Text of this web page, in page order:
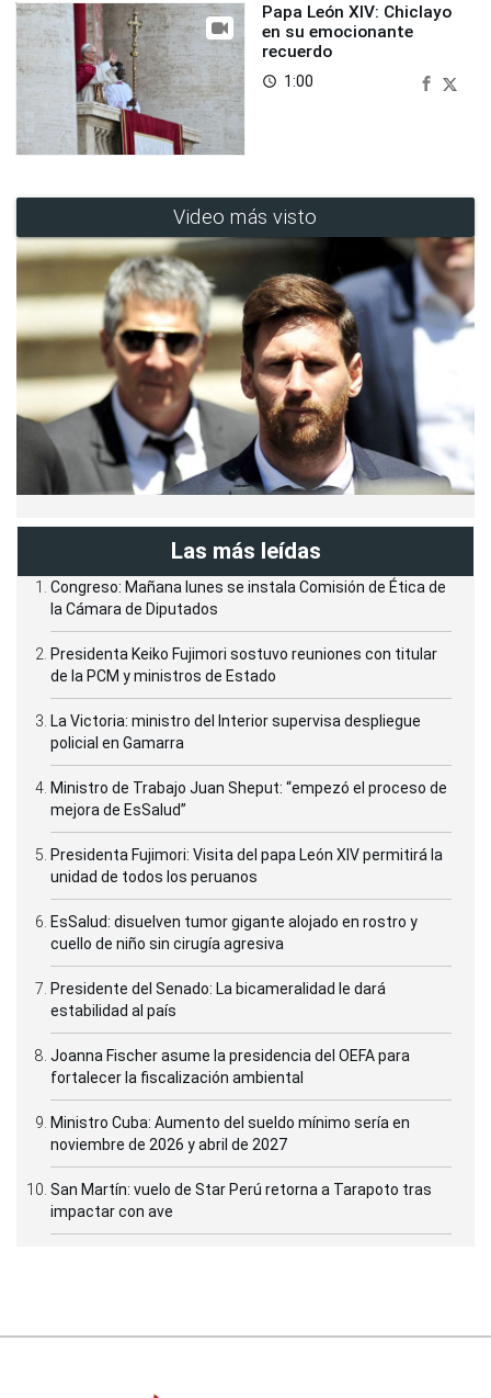
Papa León XIV: Chiclayo
en su emocionante
recuerdo
access_time 1:00
Video más visto
Las más leídas
Congreso: Mañana lunes se instala Comisión de Ética de
la Cámara de Diputados
Presidenta Keiko Fujimori sostuvo reuniones con titular
de la PCM y ministros de Estado
La Victoria: ministro del Interior supervisa despliegue
policial en Gamarra
Ministro de Trabajo Juan Sheput: “empezó el proceso de
mejora de EsSalud”
Presidenta Fujimori: Visita del papa León XIV permitirá la
unidad de todos los peruanos
EsSalud: disuelven tumor gigante alojado en rostro y
cuello de niño sin cirugía agresiva
Presidente del Senado: La bicameralidad le dará
estabilidad al país
Joanna Fischer asume la presidencia del OEFA para
fortalecer la fiscalización ambiental
Ministro Cuba: Aumento del sueldo mínimo sería en
noviembre de 2026 y abril de 2027
San Martín: vuelo de Star Perú retorna a Tarapoto tras
impactar con ave